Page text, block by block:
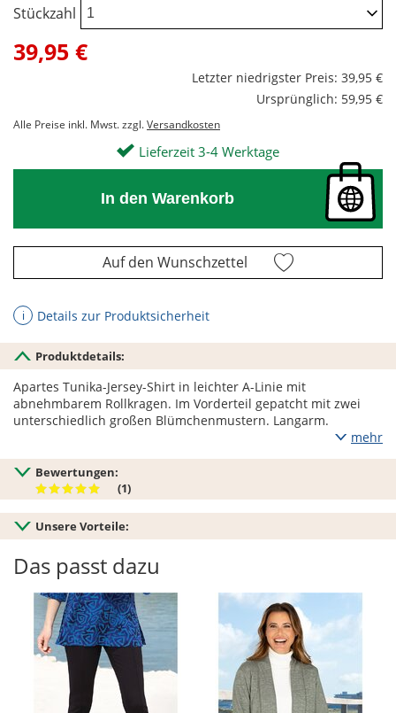
Stückzahl
39,95 €
Letzter niedrigster Preis: 39,95 €
Ursprünglich: 59,95 €
Alle Preise inkl. Mwst. zzgl.Versandkosten
Lieferzeit 3-4 Werktage
In den Warenkorb
Auf den Wunschzettel
ℹ Details zur Produktsicherheit
Produktdetails:
Apartes Tunika-Jersey-Shirt in leichter A-Linie mit
abnehmbarem Rollkragen. Im Vorderteil gepatcht mit zwei
unterschiedlich großen Blümchenmustern. Langarm.
mehr
Bewertungen:
(1)
Unsere Vorteile:
Das passt dazu